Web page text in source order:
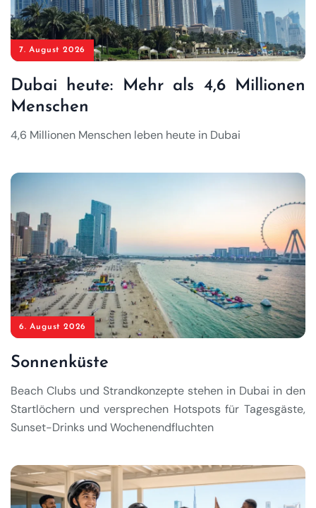
7. August 2026
Dubai heute: Mehr als 4,6 Millionen
Menschen
4,6 Millionen Menschen leben heute in Dubai
6. August 2026
Sonnenküste
Beach Clubs und Strandkonzepte stehen in Dubai in den
Startlöchern und versprechen Hotspots für Tagesgäste,
Sunset-Drinks und Wochenendfluchten